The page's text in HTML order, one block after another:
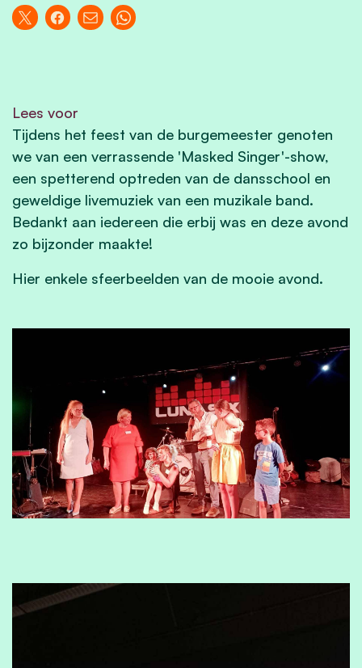
Lees voor
Tijdens het feest van de burgemeester genoten
we van een verrassende 'Masked Singer'-show,
een spetterend optreden van de dansschool en
geweldige livemuziek van een muzikale band.
Bedankt aan iedereen die erbij was en deze avond
zo bijzonder maakte!
Hier enkele sfeerbeelden van de mooie avond.